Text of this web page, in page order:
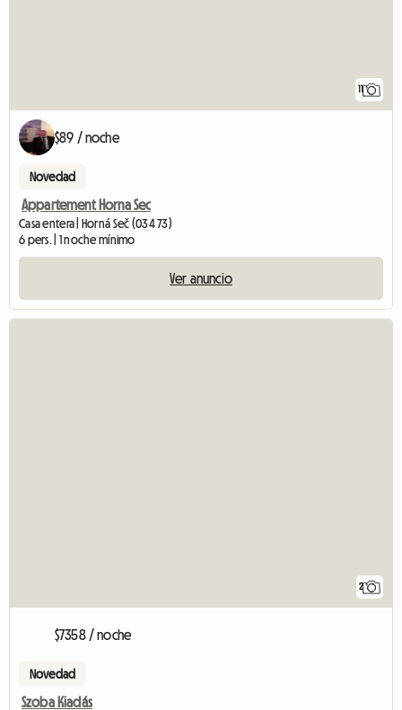
11
$89 / noche
Novedad
Appartement Horna Sec
Casa entera | Horná Seč (034 73)
6 pers. | 1 noche mínimo
Ver anuncio
2
$7358 / noche
Novedad
Szoba Kiadás